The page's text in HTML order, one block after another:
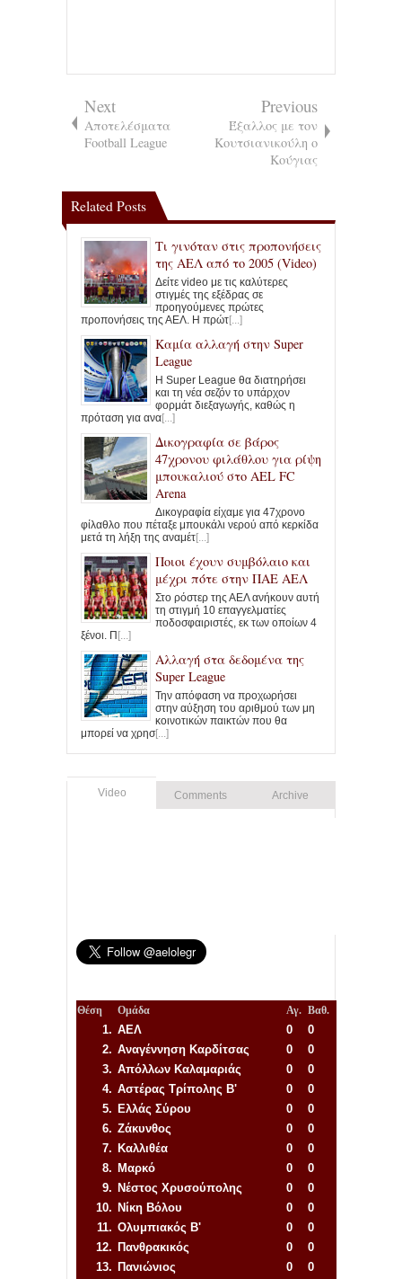
Next
Αποτελέσματα
Football League
Previous
Έξαλλος με τον
Κουτσιανικούλη ο
Κούγιας
Related Posts
Τι γινόταν στις προπονήσεις
της ΑΕΛ από το 2005 (Video)
Δείτε video με τις καλύτερες
στιγμές της εξέδρας σε
προηγούμενες πρώτες
προπονήσεις της ΑΕΛ. Η πρώτ[...]
Καμία αλλαγή στην Super
League
Η Super League θα διατηρήσει
και τη νέα σεζόν το υπάρχον
φορμάτ διεξαγωγής, καθώς η
πρόταση για ανα[...]
Δικογραφία σε βάρος
47χρονου φιλάθλου για ρίψη
μπουκαλιού στο AEL FC
Arena
Δικογραφία είχαμε για 47χρονο
φίλαθλο που πέταξε μπουκάλι νερού από κερκίδα
μετά τη λήξη της αναμέτ[...]
Ποιοι έχουν συμβόλαιο και
μέχρι πότε στην ΠΑΕ ΑΕΛ
Στο ρόστερ της ΑΕΛ ανήκουν αυτή
τη στιγμή 10 επαγγελματίες
ποδοσφαιριστές, εκ των οποίων 4
ξένοι. Π [...]
Αλλαγή στα δεδομένα της
Super League
Την απόφαση να προχωρήσει
στην αύξηση του αριθμού των μη
κοινοτικών παικτών που θα
μπορεί να χρησ[...]
Video Comments Archive
Θέση Ομάδα Αγ. Βαθ.
1. ΑΕΛ 0
0
2. Αναγέννηση Καρδίτσας 0
0
3. Απόλλων Καλαμαριάς 0
0
4. Αστέρας Τρίπολης Β' 0
0
5. Ελλάς Σύρου 0
0
6. Ζάκυνθος 0
0
7. Καλλιθέα 0
0
8. Μαρκό 0
0
9. Νέστος Χρυσούπολης 0
0
10. Νίκη Βόλου 0
0
11. Ολυμπιακός Β' 0
0
12. Πανθρακικός 0
0
13. Πανιώνιος 0
0